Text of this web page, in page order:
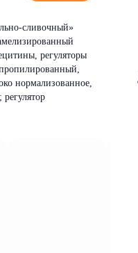
сливочный»
регуляторы
нормализованное,